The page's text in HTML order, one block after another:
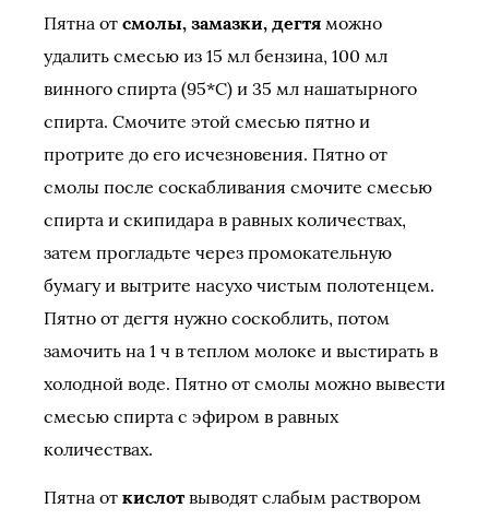
Пятна от смолы, замазки, дегтя можно
удалить смесью из 15 мл бензина, 100 мл
винного спирта (95*С) и 35 мл нашатырного
спирта. Смочите этой смесью пятно и
протрите до его исчезновения. Пятно от
смолы после соскабливания смочите смесью
спирта и скипидара в равных количествах,
затем прогладьте через промокательную
бумагу и вытрите насухо чистым полотенцем.
Пятно от дегтя нужно соскоблить, потом
замочить на 1 ч в теплом молоке и выстирать в
холодной воде. Пятно от смолы можно вывести
смесью спирта с эфиром в равных
количествах.
Пятна от кислотвыводят слабым раствором